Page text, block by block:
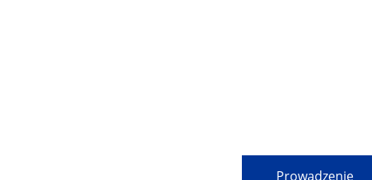
Prowadzenie